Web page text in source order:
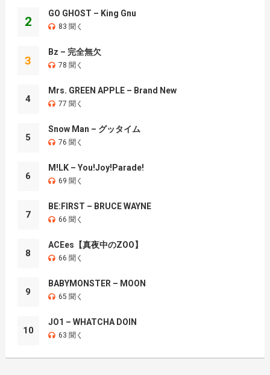
2
GO GHOST – King Gnu
83 聞く
3
Bz – 完全無欠
78 聞く
4
Mrs. GREEN APPLE – Brand New
77 聞く
5
Snow Man – グッタイム
76 聞く
6
M!LK – You!Joy!Parade!
69 聞く
7
BE:FIRST – BRUCE WAYNE
66 聞く
8
ACEes【真夜中のZOO】
66 聞く
9
BABYMONSTER – MOON
65 聞く
10
JO1 – WHATCHA DOIN
63 聞く